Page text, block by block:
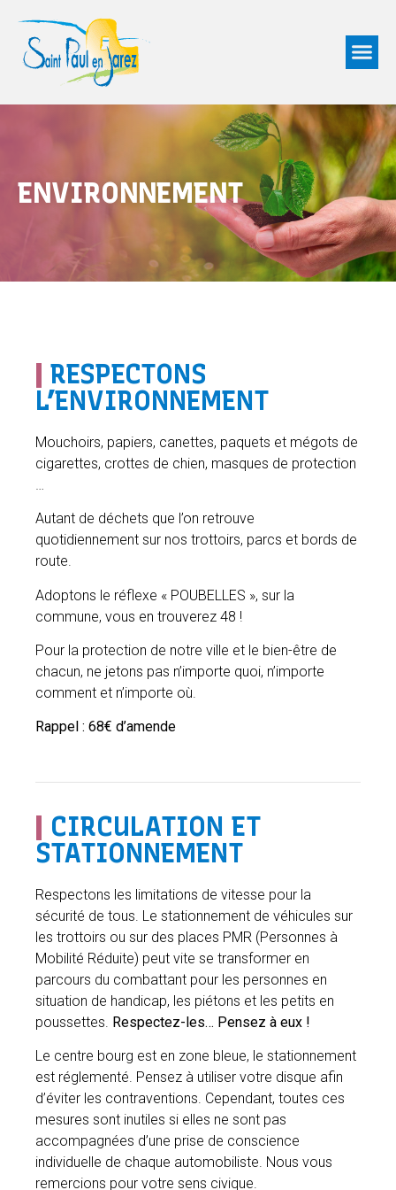
ENVIRONNEMENT
| RESPECTONS
L’ENVIRONNEMENT
Mouchoirs, papiers, canettes, paquets et mégots de
cigarettes, crottes de chien, masques de protection
Autant de déchets que l’on retrouve
quotidiennement sur nos trottoirs, parcs et bords de
route.
Adoptons le réflexe « POUBELLES », sur la
commune, vous en trouverez 48 !
Pour la protection de notre ville et le bien-être de
chacun, ne jetons pas n’importe quoi, n’importe
comment et n’importe où.
Rappel : 68€ d’amende
| CIRCULATION ET
STATIONNEMENT
Respectons les limitations de vitesse pour la
sécurité de tous. Le stationnement de véhicules sur
les trottoirs ou sur des places PMR (Personnes à
Mobilité Réduite) peut vite se transformer en
parcours du combattant pour les personnes en
situation de handicap, les piétons et les petits en
poussettes. Respectez-les… Pensez à eux !
Le centre bourg est en zone bleue, le stationnement
est réglementé. Pensez à utiliser votre disque afin
d’éviter les contraventions. Cependant, toutes ces
mesures sont inutiles si elles ne sont pas
accompagnées d’une prise de conscience
individuelle de chaque automobiliste. Nous vous
remercions pour votre sens civique.